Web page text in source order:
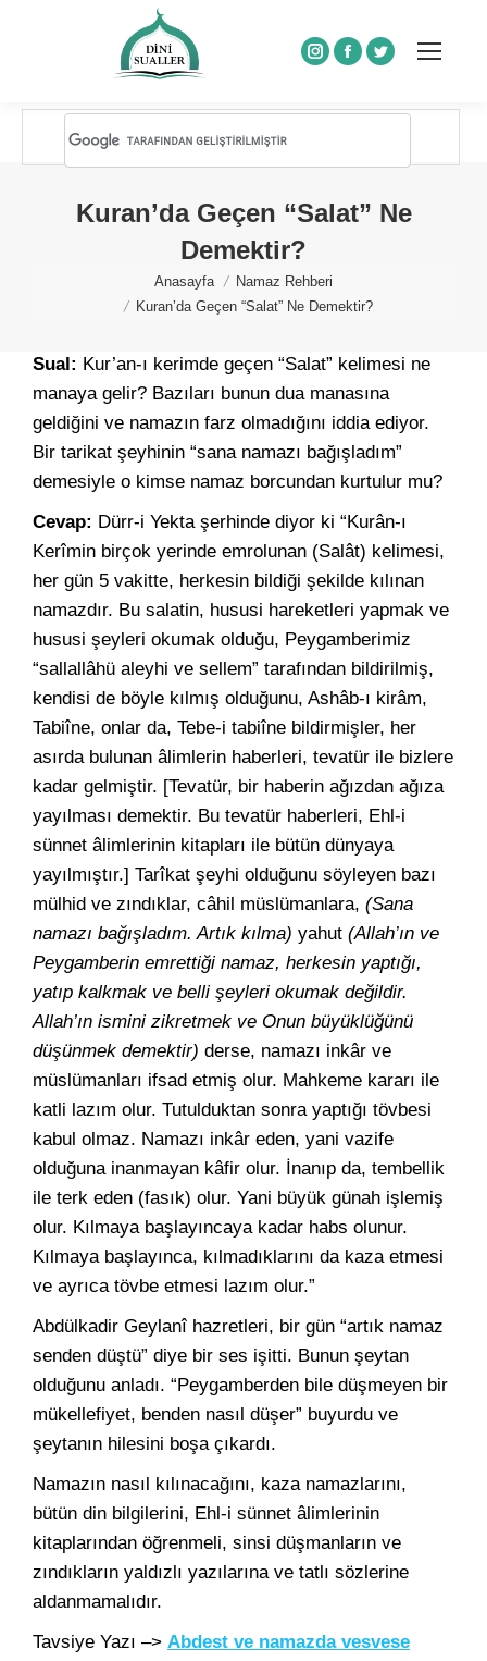
Instagram
Facebook
Twitter
Kuran’da Geçen “Salat” Ne
Demektir?
Anasayfa
Namaz Rehberi
Kuran’da Geçen “Salat” Ne Demektir?
Sual: Kur’an-ı kerimde geçen “Salat” kelimesi ne
manaya gelir? Bazıları bunun dua manasına
geldiğini ve namazın farz olmadığını iddia ediyor.
Bir tarikat şeyhinin “sana namazı bağışladım”
demesiyle o kimse namaz borcundan kurtulur mu?
Cevap: Dürr-i Yekta şerhinde diyor ki “Kurân-ı
Kerîmin birçok yerinde emrolunan (Salât) kelimesi,
her gün 5 vakitte, herkesin bildiği şekilde kılınan
namazdır. Bu salatin, hususi hareketleri yapmak ve
hususi şeyleri okumak olduğu, Peygamberimiz
“sallallâhü aleyhi ve sellem” tarafından bildirilmiş,
kendisi de böyle kılmış olduğunu, Ashâb-ı kirâm,
Tabiîne, onlar da, Tebe-i tabiîne bildirmişler, her
asırda bulunan âlimlerin haberleri, tevatür ile bizlere
kadar gelmiştir. [Tevatür, bir haberin ağızdan ağıza
yayılması demektir. Bu tevatür haberleri, Ehl-i
sünnet âlimlerinin kitapları ile bütün dünyaya
yayılmıştır.] Tarîkat şeyhi olduğunu söyleyen bazı
mülhid ve zındıklar, câhil müslümanlara, (Sana
namazı bağışladım. Artık kılma) yahut (Allah’ın ve
Peygamberin emrettiği namaz, herkesin yaptığı,
yatıp kalkmak ve belli şeyleri okumak değildir.
Allah’ın ismini zikretmek ve Onun büyüklüğünü
düşünmek demektir) derse, namazı inkâr ve
müslümanları ifsad etmiş olur. Mahkeme kararı ile
katli lazım olur. Tutulduktan sonra yaptığı tövbesi
kabul olmaz. Namazı inkâr eden, yani vazife
olduğuna inanmayan kâfir olur. İnanıp da, tembellik
ile terk eden (fasık) olur. Yani büyük günah işlemiş
olur. Kılmaya başlayıncaya kadar habs olunur.
Kılmaya başlayınca, kılmadıklarını da kaza etmesi
ve ayrıca tövbe etmesi lazım olur.”
Abdülkadir Geylanî hazretleri, bir gün “artık namaz
senden düştü” diye bir ses işitti. Bunun şeytan
olduğunu anladı. “Peygamberden bile düşmeyen bir
mükellefiyet, benden nasıl düşer” buyurdu ve
şeytanın hilesini boşa çıkardı.
Namazın nasıl kılınacağını, kaza namazlarını,
bütün din bilgilerini, Ehl-i sünnet âlimlerinin
kitaplarından öğrenmeli, sinsi düşmanların ve
zındıkların yaldızlı yazılarına ve tatlı sözlerine
aldanmamalıdır.
Tavsiye Yazı –> Abdest ve namazda vesvese